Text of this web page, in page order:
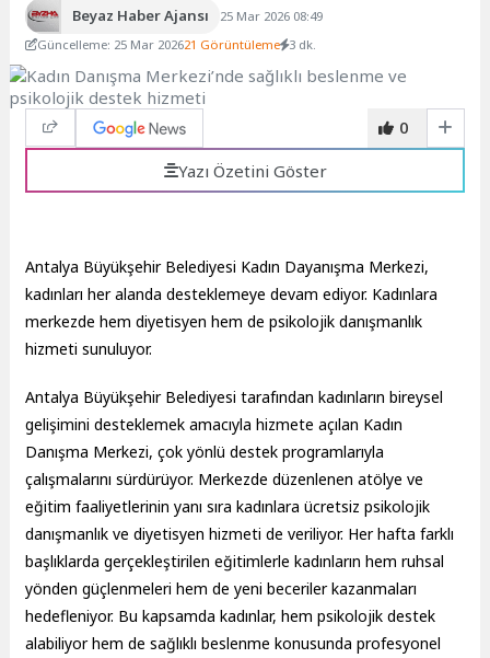
Beyaz Haber Ajansı
25 Mar 2026 08:49
Güncelleme: 25 Mar 202621 Görüntüleme 3 dk.
0
Yazı Özetini Göster
Antalya Büyükşehir Belediyesi Kadın Dayanışma Merkezi,
kadınları her alanda desteklemeye devam ediyor. Kadınlara
merkezde hem diyetisyen hem de psikolojik danışmanlık
hizmeti sunuluyor.
Antalya Büyükşehir Belediyesi tarafından kadınların bireysel
gelişimini desteklemek amacıyla hizmete açılan Kadın
Danışma Merkezi, çok yönlü destek programlarıyla
çalışmalarını sürdürüyor. Merkezde düzenlenen atölye ve
eğitim faaliyetlerinin yanı sıra kadınlara ücretsiz psikolojik
danışmanlık ve diyetisyen hizmeti de veriliyor. Her hafta farklı
başlıklarda gerçekleştirilen eğitimlerle kadınların hem ruhsal
yönden güçlenmeleri hem de yeni beceriler kazanmaları
hedefleniyor. Bu kapsamda kadınlar, hem psikolojik destek
alabiliyor hem de sağlıklı beslenme konusunda profesyonel